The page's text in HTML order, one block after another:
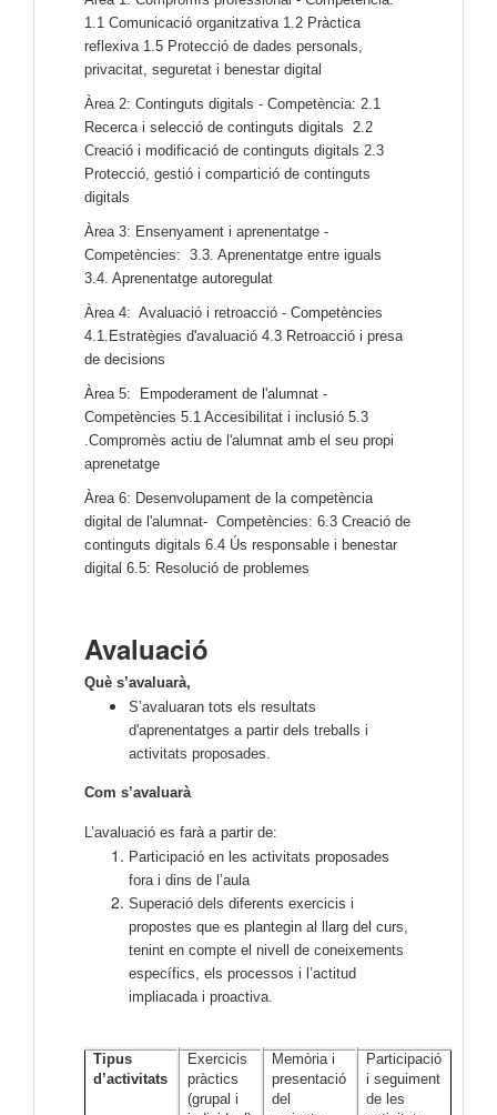
1.1 Comunicació organitzativa 1.2 Pràctica
reflexiva 1.5 Protecció de dades personals,
privacitat, seguretat i benestar digital
Àrea 2: Continguts digitals - Competència: 2.1
Recerca i selecció de continguts digitals 2.2
Creació i modificació de continguts digitals 2.3
Protecció, gestió i compartició de continguts
digitals
Àrea 3: Ensenyament i aprenentatge -
Competències: 3.3. Aprenentatge entre iguals
3.4. Aprenentatge autoregulat
Àrea 4: Avaluació i retroacció - Competències
4.1.Estratègies d'avaluació 4.3 Retroacció i presa
de decisions
Àrea 5: Empoderament de l'alumnat -
Competències 5.1 Accesibilitat i inclusió 5.3
.Compromès actiu de l'alumnat amb el seu propi
aprenetatge
Àrea 6: Desenvolupament de la competència
digital de l'alumnat- Competències: 6.3 Creació de
continguts digitals 6.4 Ús responsable i benestar
digital 6.5: Resolució de problemes
Avaluació
Què s’avaluarà,
S’avaluaran tots els resultats
d'aprenentatges a partir dels treballs i
activitats proposades.
Com s’avaluarà
L’avaluació es farà a partir de:
Participació en les activitats proposades
fora i dins de l’aula
Superació dels diferents exercicis i
propostes que es plantegin al llarg del curs,
tenint en compte el nivell de coneixements
específics, els processos i l’actitud
impliacada i proactiva.
Tipus
d’activitats
Exercicis
pràctics
(grupal i
Memòria i
presentació
del
Participació
i seguiment
de les